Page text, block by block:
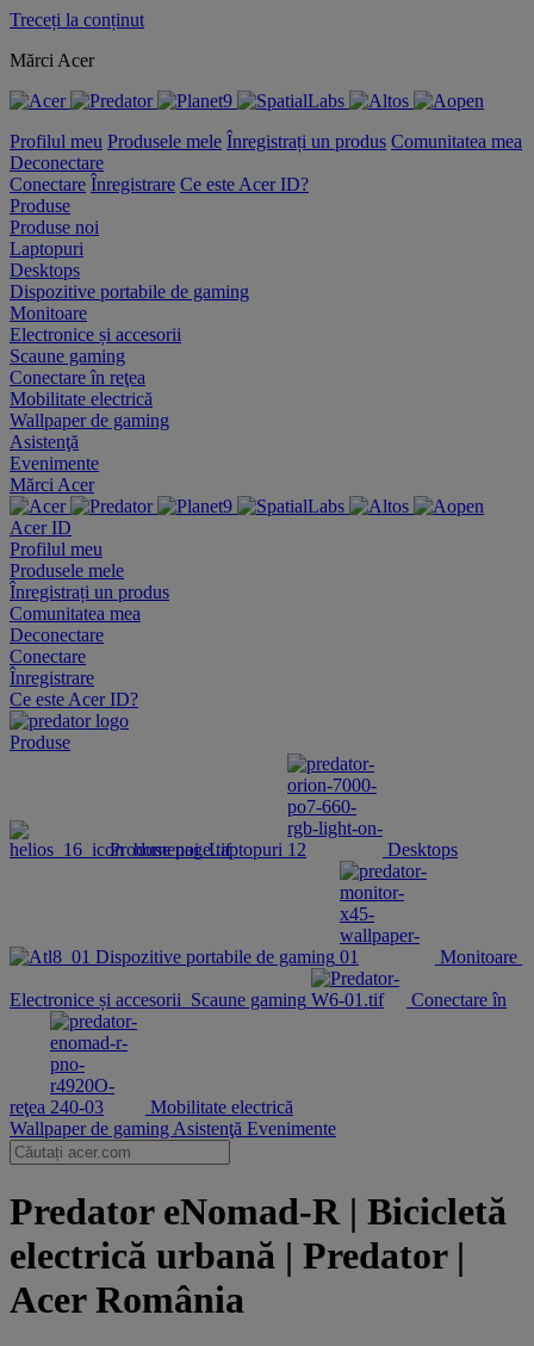
Treceți la conținut
Mărci Acer
Profilul meu Produsele mele Înregistrați un produs Comunitatea mea
Deconectare
Conectare Înregistrare Ce este Acer ID?
Produse
Produse noi
Laptopuri
Desktops
Dispozitive portabile de gaming
Monitoare
Electronice și accesorii
Scaune gaming
Conectare în reţea
Mobilitate electrică
Wallpaper de gaming
Asistenţă
Evenimente
Mărci Acer
Acer ID
Profilul meu
Produsele mele
Înregistrați un produs
Comunitatea mea
Deconectare
Conectare
Înregistrare
Ce este Acer ID?
Produse
Produse noi Laptopuri Desktops
Dispozitive portabile de gaming Monitoare
Electronice și accesorii Scaune gaming Conectare în
reţea
Mobilitate electrică
Wallpaper de gaming Asistenţă Evenimente
Predator eNomad-R | Bicicletă
electrică urbană | Predator |
Acer România